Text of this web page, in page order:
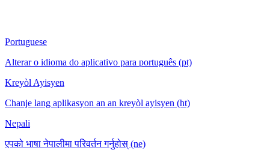
Portuguese
Alterar o idioma do aplicativo para português (pt)
Kreyòl Ayisyen
Chanje lang aplikasyon an an kreyòl ayisyen (ht)
Nepali
एपको भाषा नेपालीमा परिवर्तन गर्नुहोस् (ne)